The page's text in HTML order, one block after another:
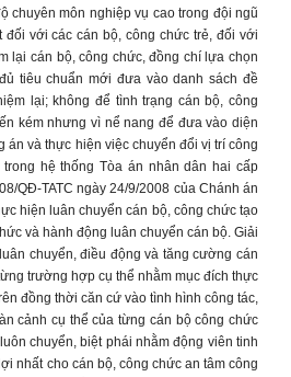
chuyên môn nghiệp vụ cao trong đội ngũ
đối với các cán bộ, công chức trẻ, đối với
lại cán bộ, công chức, đồng chí lựa chọn
tiêu chuẩn mới đưa vào danh sách đề
lại; không để tình trạng cán bộ, công
kém nhưng vì nể nang để đưa vào diện
và thực hiện việc chuyển đổi vị trí công
hệ thống Tòa án nhân dân hai cấp
QĐ-TATC ngày 24/9/2008 của Chánh án
hiện luân chuyển cán bộ, công chức tạo
và hành động luân chuyển cán bộ. Giải
chuyển, điều động và tăng cường cán
trường hợp cụ thể nhằm mục đích thực
đồng thời căn cứ vào tình hình công tác,
cảnh cụ thể của từng cán bộ công chức
chuyển, biệt phái nhằm động viên tinh
nhất cho cán bộ, công chức an tâm công